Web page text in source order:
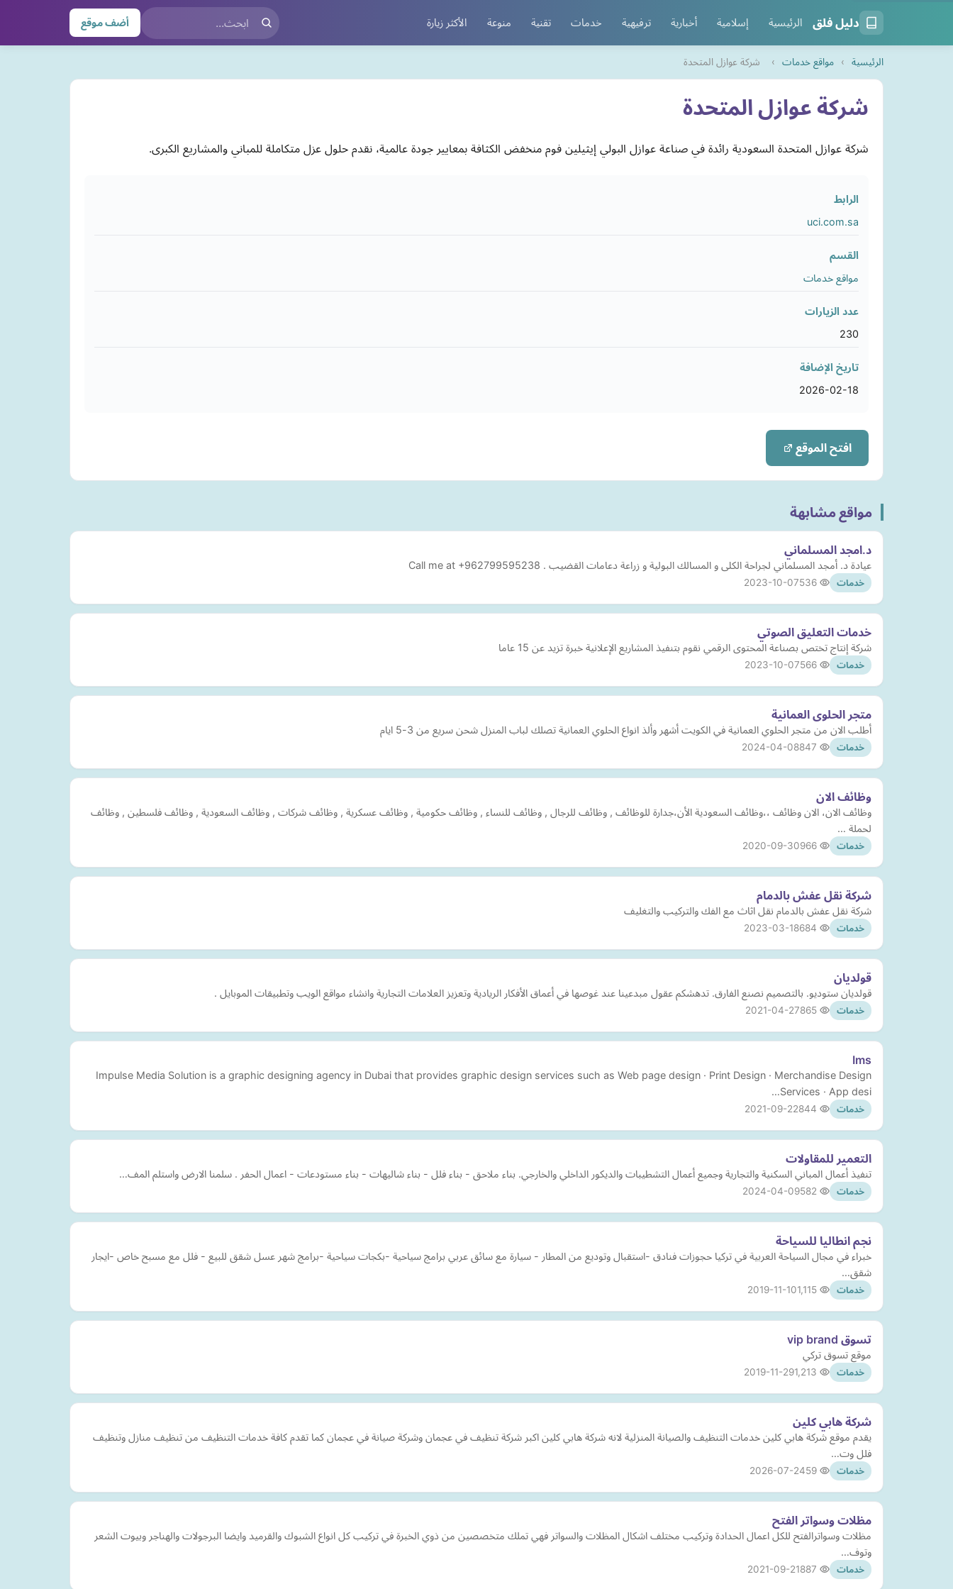
دليل فلق الرئيسية إسلامية أخبارية ترفيهية خدمات تقنية منوعة الأكثر زيارة أضف موقع
الرئيسية › مواقع خدمات › شركة عوازل المتحدة
شركة عوازل المتحدة
شركة عوازل المتحدة السعودية رائدة في صناعة عوازل البولي إيثيلين فوم منخفض الكثافة بمعايير جودة عالمية، نقدم حلول عزل متكاملة للمباني والمشاريع الكبرى.
الرابط
uci.com.sa
القسم
مواقع خدمات
عدد الزيارات
230
تاريخ الإضافة
2026-02-18
افتح الموقع
مواقع مشابهة
د.امجد المسلماني
عيادة د. أمجد المسلماني لجراحة الكلى و المسالك البولية و زراعة دعامات القضيب . Call me at +962799595238
خدمات 2023-10-07
خدمات التعليق الصوتي
شركة إنتاج تختص بصناعة المحتوى الرقمي نقوم بتنفيذ المشاريع الإعلانية خبرة تزيد عن 15 عاما
خدمات 2023-10-07
متجر الحلوى العمانية
أطلب الان من متجر الحلوي العمانية في الكويت أشهر وألذ انواع الحلوي العمانية تصلك لباب المنزل شحن سريع من 3-5 ايام
خدمات 2024-04-08
وظائف الان
وظائف الان، الان وظائف ،،وظائف السعودية الأن،جدارة للوظائف , وظائف للرجال , وظائف للنساء , وظائف حكومية , وظائف عسكرية , وظائف شركات , وظائف السعودية , وظائف فلسطين , وظائف
لحملة …
خدمات 2020-09-30
شركة نقل عفش بالدمام
شركة نقل عفش بالدمام نقل اثاث مع الفك والتركيب والتغليف
خدمات 2023-03-18
قولديان
قولديان ستوديو. بالتصميم نصنع الفارق. تدهشكم عقول مبدعينا عند غوصها في أعماق الأفكار الريادية وتعزيز العلامات التجارية وانشاء مواقع الويب وتطبيقات الموبايل .
خدمات 2021-04-27
Ims
Impulse Media Solution is a graphic designing agency in Dubai that provides graphic design services such as Web page design · Print Design · Merchandise Design
Services · App desi…
خدمات 2021-09-22
التعمير للمقاولات
تنفيذ أعمال المباني السكنية والتجارية وجميع أعمال التشطيبات والديكور الداخلي والخارجي. بناء ملاحق - بناء فلل - بناء شاليهات - بناء مستودعات - اعمال الحفر . سلمنا الارض واستلم المف…
خدمات 2024-04-09
نجم انطاليا للسياحة
خبراء في مجال السياحة العربية في تركيا حجوزات فنادق -استقبال وتوديع من المطار - سيارة مع سائق عربي برامج سياحية -بكجات سياحية -برامج شهر عسل شقق للبيع - فلل مع مسبح خاص -ايجار
شقق…
خدمات 2019-11-10
تسوق vip brand
موقع تسوق تركي
خدمات 2019-11-29
شركة هابي كلين
يقدم موقع شركة هابي كلين خدمات التنظيف والصيانة المنزلية لانه شركة هابي كلين اكبر شركة تنظيف في عجمان وشركة صيانة في عجمان كما تقدم كافة خدمات التنظيف من تنظيف منازل وتنظيف
فلل وت…
خدمات 2026-07-24
مظلات وسواتر الفتح
مظلات وسواترالفتح للكل اعمال الحدادة وتركيب مختلف اشكال المظلات والسواتر فهي تملك متخصصين من ذوي الخبرة في تركيب كل انواع الشبوك والقرميد وايضا البرجولات والهناجر وبيوت الشعر
وتوف…
خدمات 2021-09-21